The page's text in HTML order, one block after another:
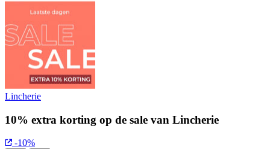
Lincherie
10% extra korting op de sale van Lincherie
-10%